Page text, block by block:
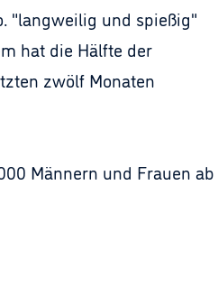
"langweilig und spießig"
hat die Hälfte der
zwölf Monaten
Männern und Frauen ab